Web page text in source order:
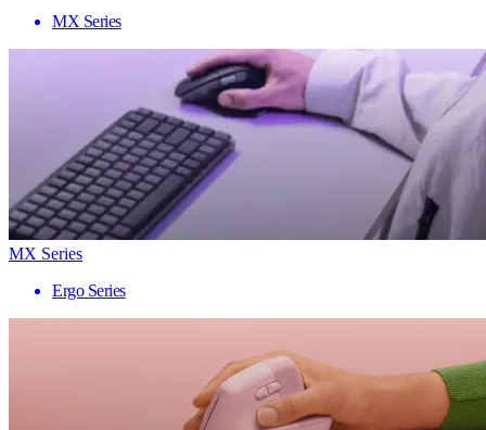
MX Series
MX Series
Ergo Series